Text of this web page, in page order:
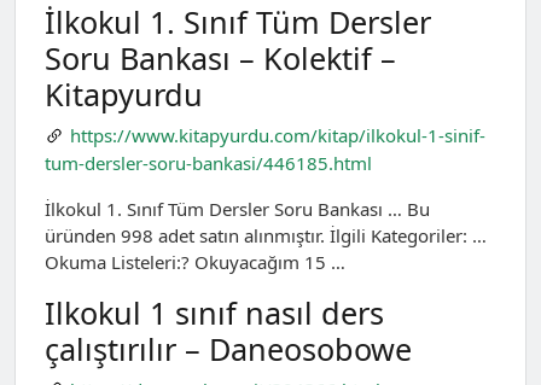
İlkokul 1. Sınıf Tüm Dersler
Soru Bankası – Kolektif –
Kitapyurdu
https://www.kitapyurdu.com/kitap/ilkokul-1-sinif-
tum-dersler-soru-bankasi/446185.html
İlkokul 1. Sınıf Tüm Dersler Soru Bankası … Bu
üründen 998 adet satın alınmıştır. İlgili Kategoriler: …
Okuma Listeleri:? Okuyacağım 15 …
Ilkokul 1 sınıf nasıl ders
çalıştırılır – Daneosobowe